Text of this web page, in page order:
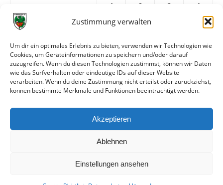
Zustimmung verwalten
Um dir ein optimales Erlebnis zu bieten, verwenden wir Technologien wie
Cookies, um Geräteinformationen zu speichern und/oder darauf
zuzugreifen. Wenn du diesen Technologien zustimmst, können wir Daten
wie das Surfverhalten oder eindeutige IDs auf dieser Website
verarbeiten. Wenn du deine Zustimmung nicht erteilst oder zurückziehst,
können bestimmte Merkmale und Funktionen beeinträchtigt werden.
Akzeptieren
Ablehnen
Einstellungen ansehen
1
2 3
4
5
7 8 9
19
20 21 22 23 24
26
27 28 29
30
« Okt.
Dez. »
ARCHIV